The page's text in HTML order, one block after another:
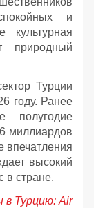
и
культурная
природный
Турции
году. Ранее
полугодие
миллиардов
впечатления
высокий
в стране.
в Турцию: Air